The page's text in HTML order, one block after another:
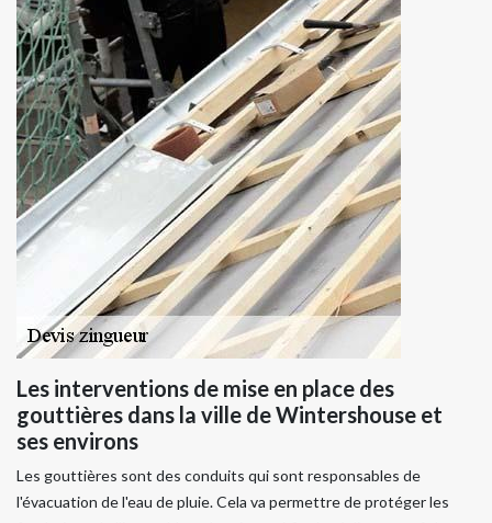
Les interventions de mise en place des
gouttières dans la ville de Wintershouse et
ses environs
Les gouttières sont des conduits qui sont responsables de
l'évacuation de l'eau de pluie. Cela va permettre de protéger les